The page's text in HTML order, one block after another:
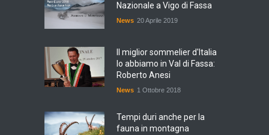
Nazionale a Vigo di Fassa
News 20 Aprile 2019
Il miglior sommelier d'Italia
lo abbiamo in Val di Fassa:
Roberto Anesi
News 1 Ottobre 2018
Tempi duri anche per la
fauna in montagna